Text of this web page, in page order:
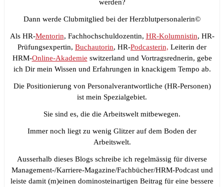
werden?
Dann werde Clubmitglied bei der Herzblutpersonalerin©
Als HR-Mentorin, Fachhochschuldozentin, HR-Kolumnistin, HR-
Prüfungsexpertin, Buchautorin, HR-Podcasterin, Leiterin der
HRM-Online-Akademie switzerland und Vortragsrednerin, gebe
ich Dir mein Wissen und Erfahrungen in knackigem Tempo ab.
Die Positionierung von Personalverantwortliche (HR-Personen)
ist mein Spezialgebiet.
Sie sind es, die die Arbeitswelt mitbewegen.
Immer noch liegt zu wenig Glitzer auf dem Boden der
Arbeitswelt.
Ausserhalb dieses Blogs schreibe ich regelmässig für diverse
Management-/Karriere-Magazine/Fachbücher/HRM-Podcast und
leiste damit (m)einen dominosteinartigen Beitrag für eine bessere